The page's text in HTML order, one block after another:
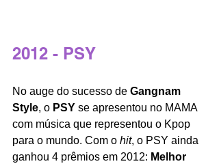
2012 - PSY
No auge do sucesso de Gangnam
Style, o PSY se apresentou no MAMA
com música que representou o Kpop
para o mundo. Com o hit, o PSY ainda
ganhou 4 prêmios em 2012: Melhor